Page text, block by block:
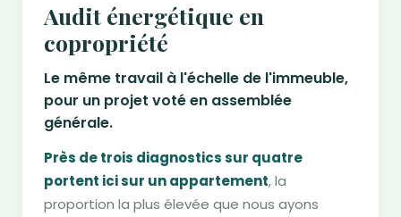
Audit énergétique en
copropriété
Le même travail à l'échelle de l'immeuble,
pour un projet voté en assemblée
générale.
Près de trois diagnostics sur quatre
portent ici sur un appartement, la
proportion la plus élevée que nous ayons